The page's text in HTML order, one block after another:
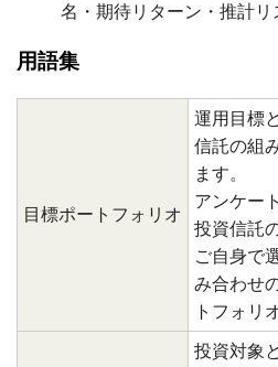
名・期待リターン・推計リ
用語集
目標ポートフォリオ
運用目標
信託の組
ます。
アンケー
投資信託
ご自身で
み合わせ
トフォリ
投資対象